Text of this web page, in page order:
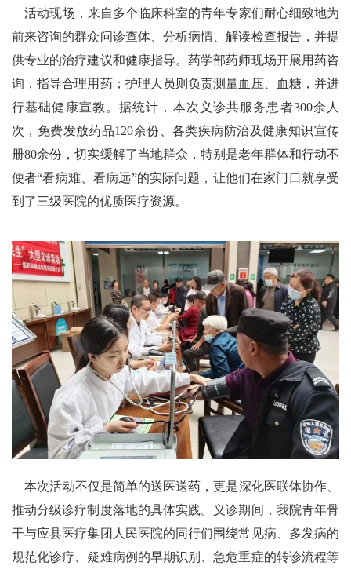
活动现场，来自多个临床科室的青年专家们耐心细致地为
前来咨询的群众问诊查体、分析病情、解读检查报告，并提
供专业的治疗建议和健康指导。药学部药师现场开展用药咨
询，指导合理用药；护理人员则负责测量血压、血糖，并进
行基础健康宣教。据统计，本次义诊共服务患者300余人
次，免费发放药品120余份、各类疾病防治及健康知识宣传
册80余份，切实缓解了当地群众，特别是老年群体和行动不
便者“看病难、看病远”的实际问题，让他们在家门口就享受
到了三级医院的优质医疗资源。
本次活动不仅是简单的送医送药，更是深化医联体协作、
推动分级诊疗制度落地的具体实践。义诊期间，我院青年骨
干与应县医疗集团人民医院的同行们围绕常见病、多发病的
规范化诊疗、疑难病例的早期识别、急危重症的转诊流程等